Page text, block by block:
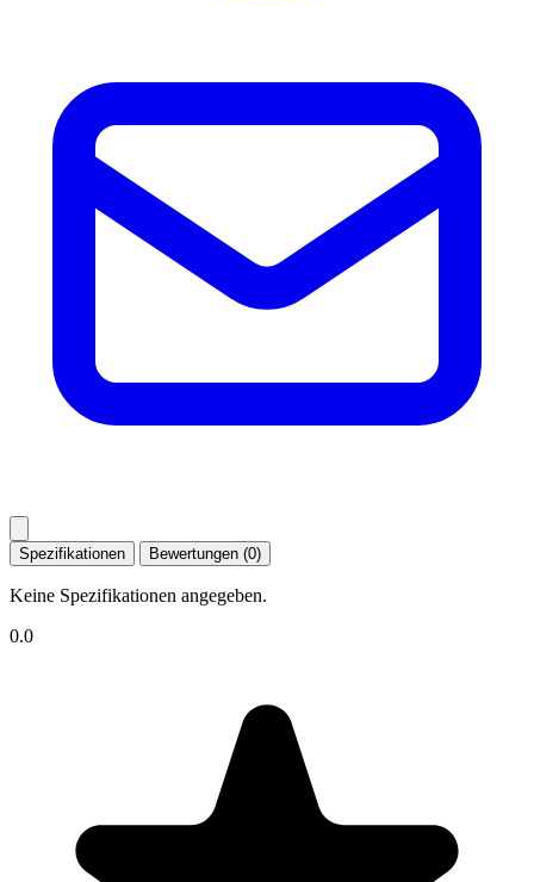
Spezifikationen Bewertungen (0)
Keine Spezifikationen angegeben.
0.0